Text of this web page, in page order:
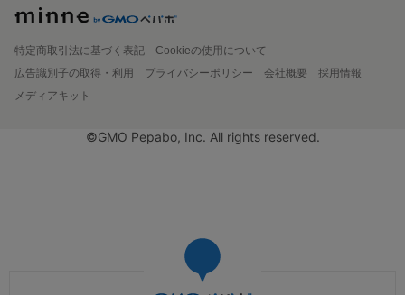
特定商取引法に基づく表記
Cookieの使用について
広告識別子の取得・利用
プライバシーポリシー 会社概要
採用情報
メディアキット
©GMO Pepabo, Inc. All rights reserved.